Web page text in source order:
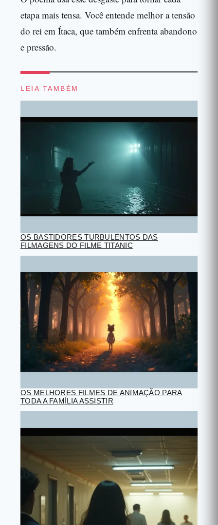
etapa mais tensa. Você entende melhor a tensão
do rei em Ítaca, que também enfrenta abandono
e pressão.
LEIA TAMBÉM
OS BASTIDORES TURBULENTOS DAS
FILMAGENS DO FILME TITANIC
OS MELHORES FILMES DE ANIMAÇÃO PARA
TODA A FAMÍLIA ASSISTIR